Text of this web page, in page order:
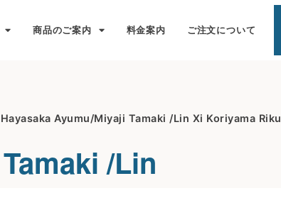
商品のご案内 料金案内
ご注文について
Hayasaka Ayumu/Miyaji Tamaki /Lin Xi Koriyama Riku
/Lin